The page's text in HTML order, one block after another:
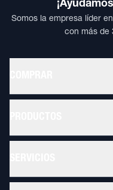
Somos la empresa líder
con más de